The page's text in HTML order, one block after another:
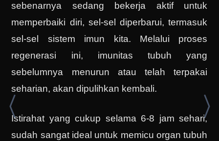
sebenarnya sedang bekerja aktif untuk
memperbaiki diri, sel-sel diperbarui, termasuk
sel-sel sistem imun kita. Melalui proses
regenerasi ini, imunitas tubuh yang
sebelumnya menurun atau telah terpakai
seharian, akan dipulihkan kembali.
Istirahat yang cukup selama 6-8 jam sehari,
sudah sangat ideal untuk memicu organ tubuh